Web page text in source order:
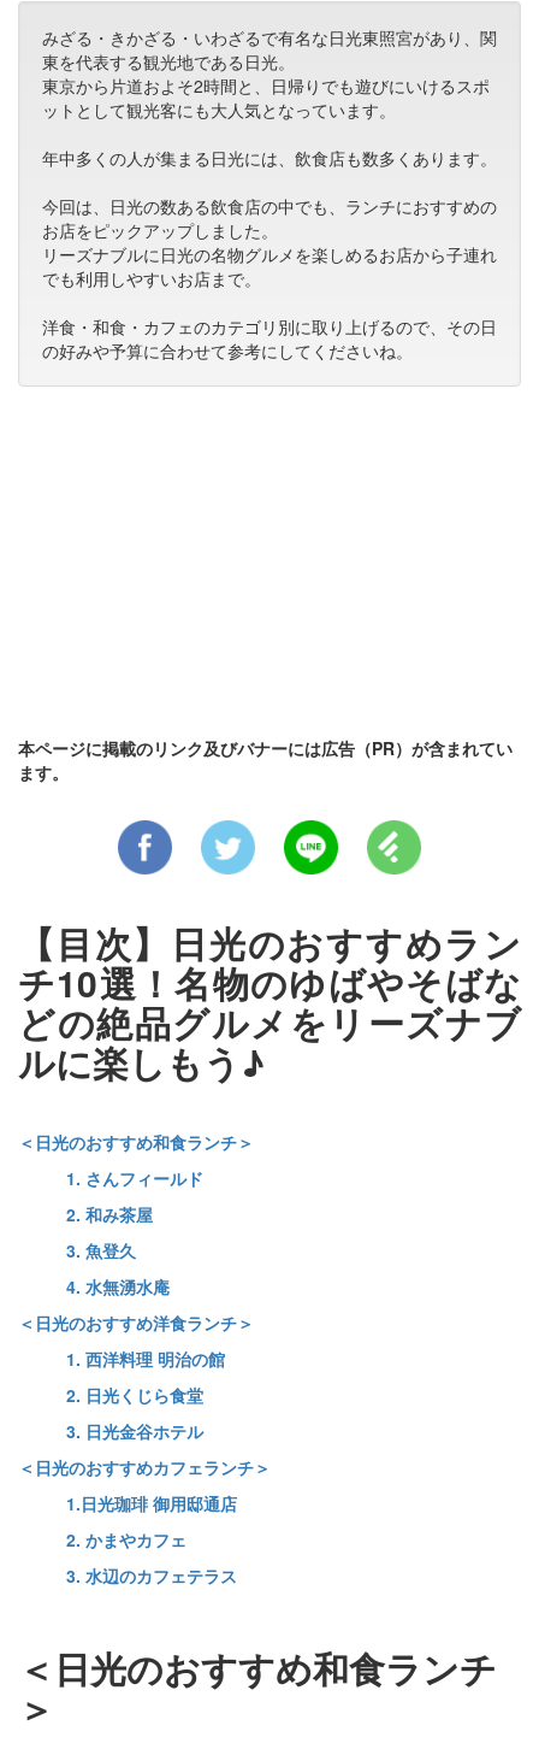
みざる・きかざる・いわざるで有名な日光東照宮があり、関
東を代表する観光地である日光。
東京から片道およそ2時間と、日帰りでも遊びにいけるスポ
ットとして観光客にも大人気となっています。
年中多くの人が集まる日光には、飲食店も数多くあります。
今回は、日光の数ある飲食店の中でも、ランチにおすすめの
お店をピックアップしました。
リーズナブルに日光の名物グルメを楽しめるお店から子連れ
でも利用しやすいお店まで。
洋食・和食・カフェのカテゴリ別に取り上げるので、その日
の好みや予算に合わせて参考にしてくださいね。
本ページに掲載のリンク及びバナーには広告（PR）が含まれてい
ます。
【目次】日光のおすすめラン
チ10選！名物のゆばやそばな
どの絶品グルメをリーズナブ
ルに楽しもう♪
＜日光のおすすめ和食ランチ＞
1. さんフィールド
2. 和み茶屋
3. 魚登久
4. 水無湧水庵
＜日光のおすすめ洋食ランチ＞
1. 西洋料理 明治の館
2. 日光くじら食堂
3. 日光金谷ホテル
＜日光のおすすめカフェランチ＞
1.日光珈琲 御用邸通店
2. かまやカフェ
3. 水辺のカフェテラス
＜日光のおすすめ和食ランチ
＞